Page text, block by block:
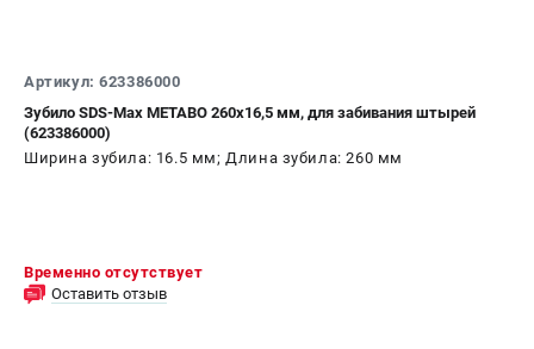
Артикул: 623386000
Зубило SDS-Max METABO 260x16,5 мм, для забивания штырей
(623386000)
Ширина зубила: 16.5 мм; Длина зубила: 260 мм
Временно отсутствует
Оставить отзыв